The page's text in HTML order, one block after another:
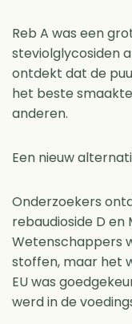
Reb A was een
steviolglycosiden
ontdekt dat de
het beste
anderen.
Een nieuw
Onderzoekers
rebaudioside D en
Wetenschappers
stoffen, maar het
EU was
werd in de